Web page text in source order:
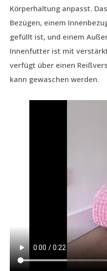
Körperhaltung anpasst.
Bezügen, einem
gefüllt ist, und einem
Innenfutter ist mit
verfügt über einen
kann gewaschen werden.